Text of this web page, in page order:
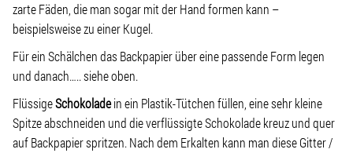
zarte Fäden, die man sogar mit der Hand formen kann –
beispielsweise zu einer Kugel.
Für ein Schälchen das Backpapier über eine passende Form legen
und danach….. siehe oben.
FlüssigeSchokoladein ein Plastik-Tütchen füllen, eine sehr kleine
Spitze abschneiden und die verflüssigte Schokolade kreuz und quer
auf Backpapier spritzen. Nach dem Erkalten kann man diese Gitter /